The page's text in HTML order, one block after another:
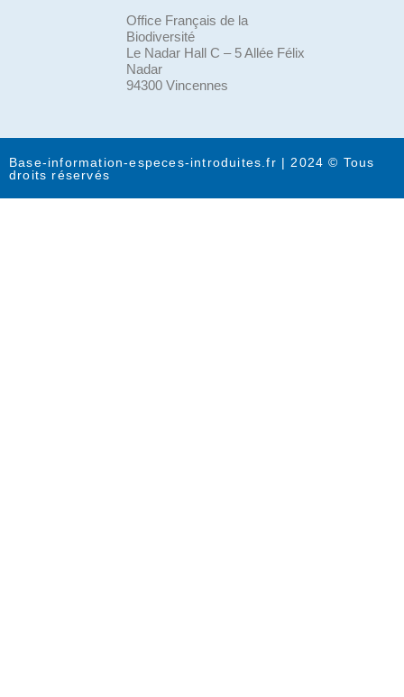
Office Français de la
Biodiversité
Le Nadar Hall C – 5 Allée Félix
Nadar
94300 Vincennes
Base-information-especes-introduites.fr | 2024 © Tous
droits réservés